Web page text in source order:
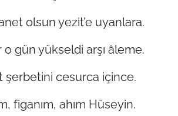
olsun yezit’e uyanlara.
o gün yükseldi arşı âleme.
şerbetini cesurca içince.
figanım, ahım Hüseyin.